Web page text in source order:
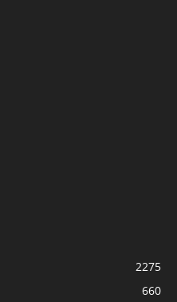
2275
660